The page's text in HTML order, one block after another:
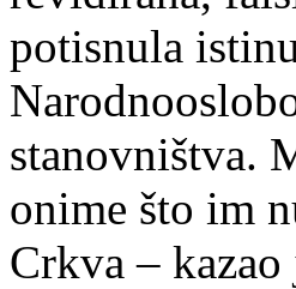
potisnula
stanovništva.
onime što im
Crkva –